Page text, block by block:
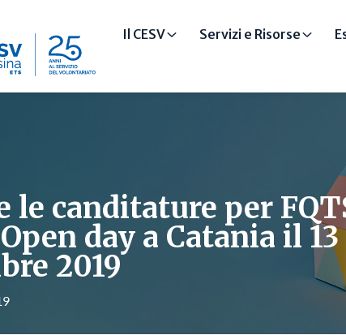
Il CESV Servizi e Risorse
le canditature per
day a Catania il 13
2019